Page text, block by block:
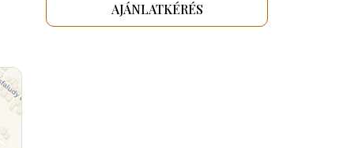
AJÁNLATKÉRÉS